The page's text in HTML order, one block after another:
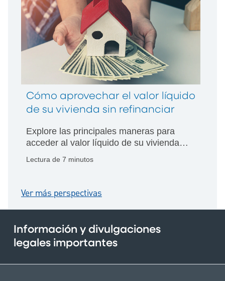
Cómo aprovechar el valor líquido
de su vivienda sin refinanciar
Explore las principales maneras para
acceder al valor líquido de su vivienda
Lectura de 7 minutos
Ver más perspectivas
Información y divulgaciones
legales importantes